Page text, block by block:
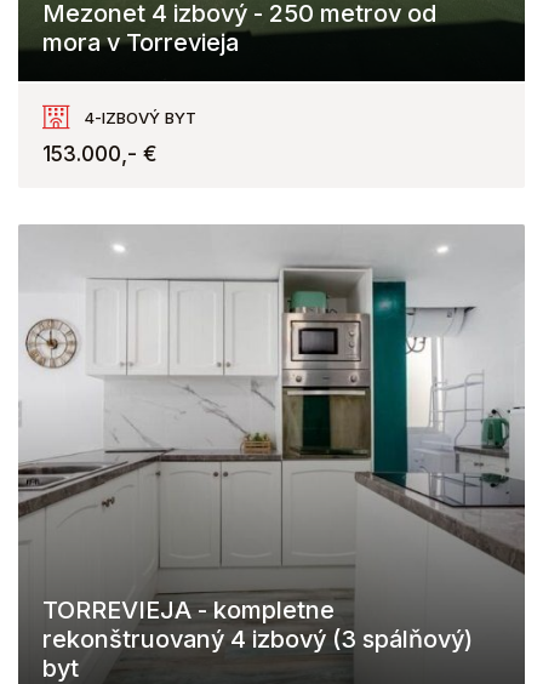
Mezonet 4 izbový - 250 metrov od
mora v Torrevieja
Torrevieja
4-IZBOVÝ BYT
153.000,- €
TORREVIEJA - kompletne
rekonštruovaný 4 izbový (3 spálňový)
byt